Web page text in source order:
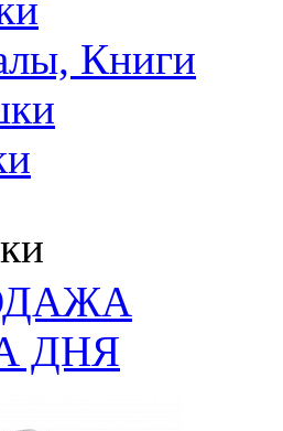
Книги
ДНЯ